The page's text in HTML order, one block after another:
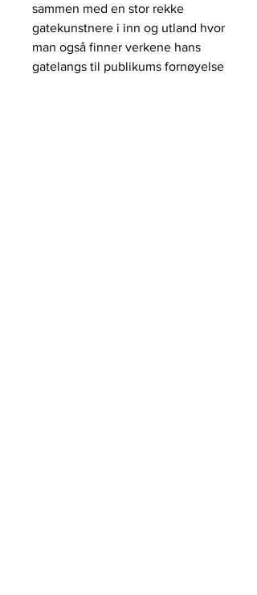
sammen med en stor rekke
gatekunstnere i inn og utland hvor
man også finner verkene hans
gatelangs til publikums fornøyelse